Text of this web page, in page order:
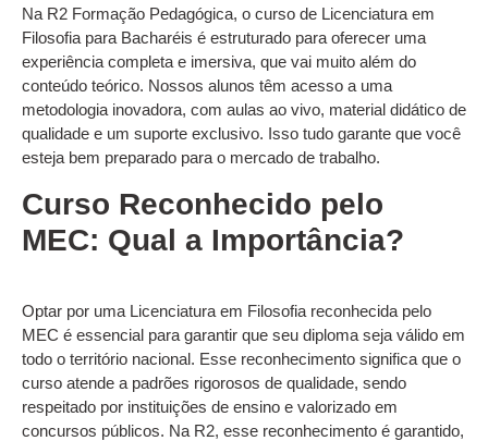
Na R2 Formação Pedagógica, o curso de Licenciatura em
Filosofia para Bacharéis é estruturado para oferecer uma
experiência completa e imersiva, que vai muito além do
conteúdo teórico. Nossos alunos têm acesso a uma
metodologia inovadora, com aulas ao vivo, material didático de
qualidade e um suporte exclusivo. Isso tudo garante que você
esteja bem preparado para o mercado de trabalho.
Curso Reconhecido pelo
MEC: Qual a Importância?
Optar por uma Licenciatura em Filosofia reconhecida pelo
MEC é essencial para garantir que seu diploma seja válido em
todo o território nacional. Esse reconhecimento significa que o
curso atende a padrões rigorosos de qualidade, sendo
respeitado por instituições de ensino e valorizado em
concursos públicos. Na R2, esse reconhecimento é garantido,